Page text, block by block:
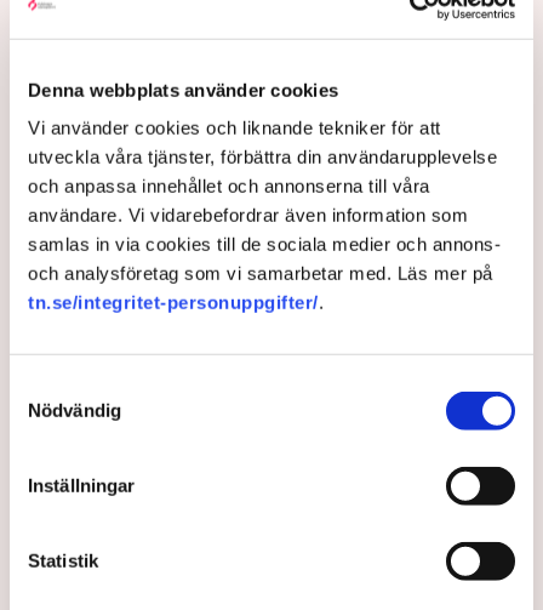
Denna webbplats använder cookies
Vi använder cookies och liknande tekniker för att
utveckla våra tjänster, förbättra din användarupplevelse
och anpassa innehållet och annonserna till våra
användare. Vi vidarebefordrar även information som
samlas in via cookies till de sociala medier och annons-
och analysföretag som vi samarbetar med. Läs mer på
tn.se/integritet-personuppgifter/.
Nödvändig
Inställningar
Statistik
tusenmiljardersnota – regeringen ger
egentligen ut? TN har granskat alla
siffror.
Att det råder politisk oenighet om behovet av ny
kärnkraft i Sverige har förmodligen inte undgått någon.
Men i takt med att arbetet med att etablera ny kärnkraft
fortskridit de senaste åren, har det också blivit allt
tydligare att det finns olika uppfattningar om hur
för att ge en bild av den samlade kostnaden. Siffran
dök exempelvis upp i samband med rapporteringen om
och i årets tal i
Almedalen gjorde Miljöpartiets språkrör Daniel Helldén
miljarder
poängterade han, ”lyser kärnkraften med sin frånvaro”.